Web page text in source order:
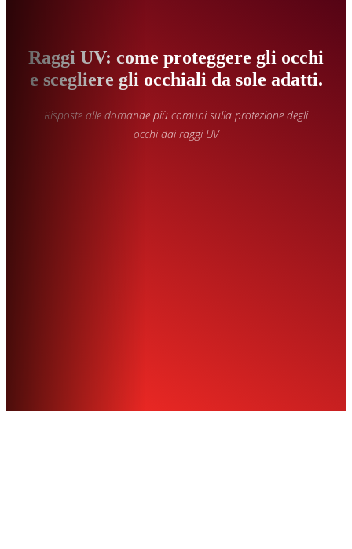
Raggi UV: come proteggere gli occhi
e scegliere gli occhiali da sole adatti.
Risposte alle domande più comuni sulla protezione degli
occhi dai raggi UV